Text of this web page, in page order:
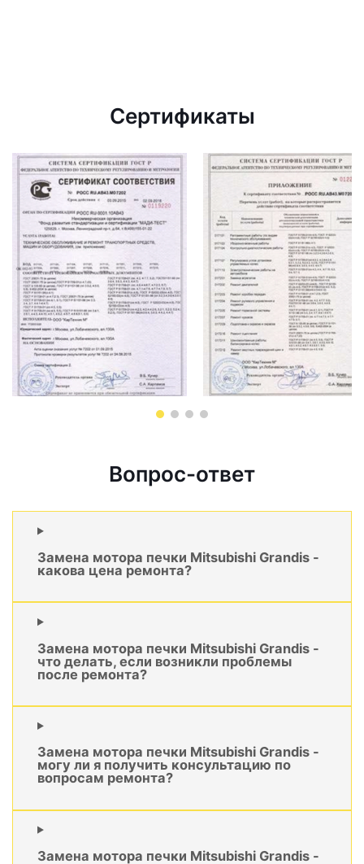
Сертификаты
Вопрос-ответ
Замена мотора печки Mitsubishi Grandis -
какова цена ремонта?
Замена мотора печки Mitsubishi Grandis -
что делать, если возникли проблемы
после ремонта?
Замена мотора печки Mitsubishi Grandis -
могу ли я получить консультацию по
вопросам ремонта?
Замена мотора печки Mitsubishi Grandis -